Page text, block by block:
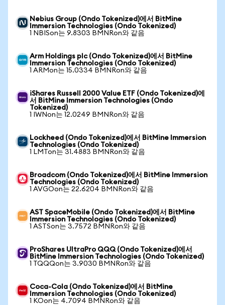
Nebius Group (Ondo Tokenized)에서 BitMine
Immersion Technologies (Ondo Tokenized)
1 NBISon는 9.8303 BMNRon와 같음
Arm Holdings plc (Ondo Tokenized)에서 BitMine
Immersion Technologies (Ondo Tokenized)
1 ARMon는 15.0334 BMNRon와 같음
iShares Russell 2000 Value ETF (Ondo Tokenized)에
서 BitMine Immersion Technologies (Ondo
Tokenized)
1 IWNon는 12.0249 BMNRon와 같음
Lockheed (Ondo Tokenized)에서 BitMine Immersion
Technologies (Ondo Tokenized)
1 LMTon는 31.4883 BMNRon와 같음
Broadcom (Ondo Tokenized)에서 BitMine Immersion
Technologies (Ondo Tokenized)
1 AVGOon는 22.6204 BMNRon와 같음
AST SpaceMobile (Ondo Tokenized)에서 BitMine
Immersion Technologies (Ondo Tokenized)
1 ASTSon는 3.7572 BMNRon와 같음
ProShares UltraPro QQQ (Ondo Tokenized)에서
BitMine Immersion Technologies (Ondo Tokenized)
1 TQQQon는 3.9030 BMNRon와 같음
Coca-Cola (Ondo Tokenized)에서 BitMine
Immersion Technologies (Ondo Tokenized)
1 KOon는 4.7094 BMNRon와 같음